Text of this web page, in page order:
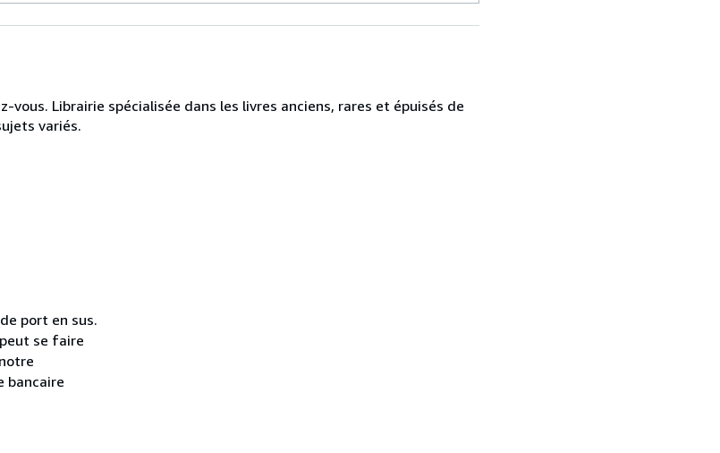
Librairie spécialisée dans les livres anciens, rares et épuisés de
variés.
port en sus.
se faire
bancaire